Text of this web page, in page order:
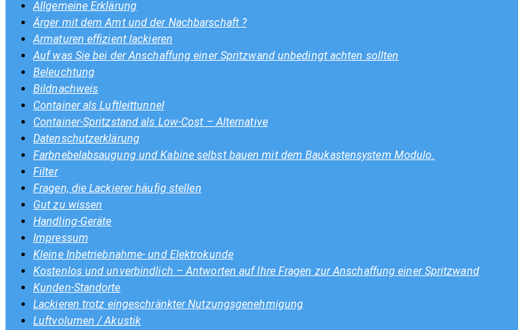
Allgemeine Erklärung
Ärger mit dem Amt und der Nachbarschaft ?
Armaturen effizient lackieren
Auf was Sie bei der Anschaffung einer Spritzwand unbedingt achten sollten
Beleuchtung
Bildnachweis
Container als Luftleittunnel
Container-Spritzstand als Low-Cost – Alternative
Datenschutzerklärung
Farbnebelabsaugung und Kabine selbst bauen mit dem Baukastensystem Modulo.
Filter
Fragen, die Lackierer häufig stellen
Gut zu wissen
Handling-Geräte
Impressum
Kleine Inbetriebnahme- und Elektrokunde
Kostenlos und unverbindlich – Antworten auf Ihre Fragen zur Anschaffung einer Spritzwand
Kunden-Standorte
Lackieren trotz eingeschränkter Nutzungsgenehmigung
Luftvolumen / Akustik